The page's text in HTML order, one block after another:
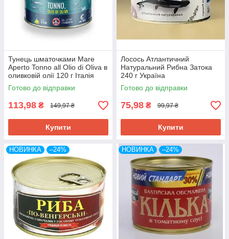
Тунець шматочками Mare
Aperto Tonno all Olio di Oliva в
оливковій олії 120 г Італія
Готово до відправки
113,98 ₴ 149,97 ₴
Купити
Лосось Атлантичний
Натуральний Рибна Затока
240 г Україна
Готово до відправки
75,98 ₴ 99,97 ₴
Купити
НОВИНКА –24% НОВИНКА –24%